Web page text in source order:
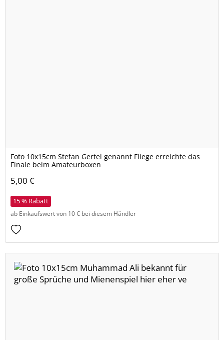
Foto 10x15cm Stefan Gertel genannt Fliege erreichte das
Finale beim Amateurboxen
5,00 €
15 % Rabatt
ab Einkaufswert von 10 € bei diesem Händler